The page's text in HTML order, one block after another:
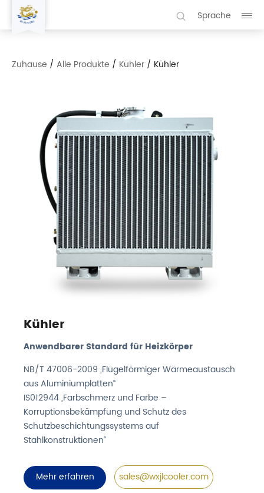
Sprache
Zuhause / Alle Produkte / Kühler / Kühler
Kühler
Anwendbarer Standard für Heizkörper
NB/T 47006-2009 „Flügelförmiger Wärmeaustausch
aus Aluminiumplatten“
IS012944 „Farbschmerz und Farbe –
Korruptionsbekämpfung und Schutz des
Schutzbeschichtungssystems auf
Stahlkonstruktionen“
Mehr erfahren sales@wxjlcooler.com